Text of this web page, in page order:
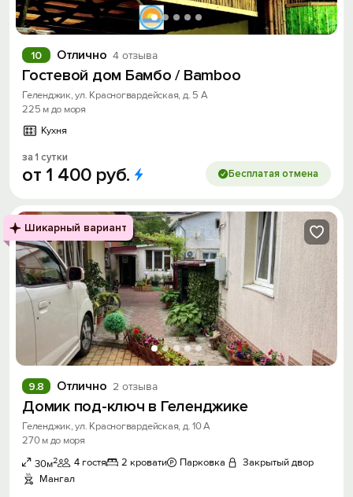
Отлично 4 отзыва
10
Гостевой дом Бамбо / Bamboo
Геленджик, ул. Красногвардейская, д. 5 А
225 м до моря
Кухня
за 1 сутки
от 1 400 руб. Бесплатая отмена
Шикарный вариант
Отлично 2 отзыва
9.8
Домик под-ключ в Геленджике
Геленджик, ул. Красногвардейская, д. 10 А
270 м до моря
30м2 4 гостя 2 кровати Парковка
Закрытый двор
Мангал